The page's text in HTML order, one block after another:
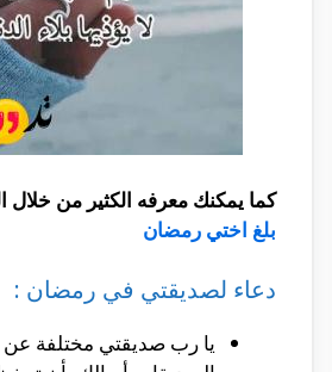
كما يمكنك معرفه الكثير من خلال
بلغ اختي رمضان
دعاء لصديقتي في رمضان :
يا رب صديقتي مختلفة عن